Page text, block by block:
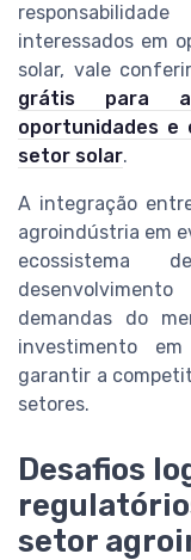
interessados em
solar, vale
grátis para a
oportunidades e
setor solar.
A integração
agroindústria em
ecossistema
demandas do
investimento
garantir a
setores.
Desafios
setor